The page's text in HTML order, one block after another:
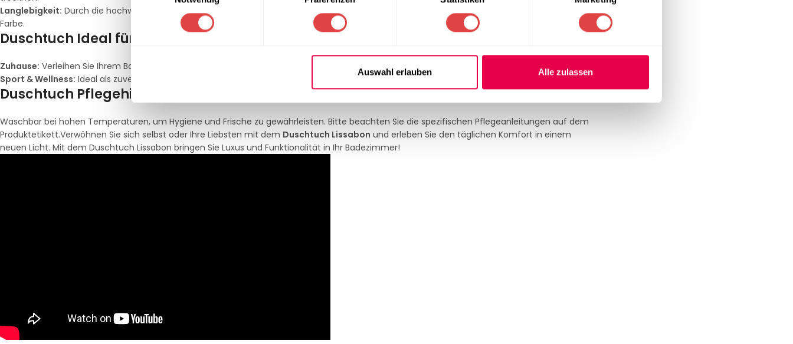
Auswahl erlauben Alle zulassen
Langlebigkeit: Durch die hochwertige Verarbeitung und das robuste Material behält das Handtuch auch nach häufigem Waschen Form und
Farbe.
Duschtuch Ideal für:
Zuhause: Verleihen Sie Ihrem Badezimmer einen Hauch von Eleganz und genießen Sie täglich den Luxus dieses Duschtuches.
Sport & Wellness: Ideal als zuverlässiger Begleiter für das Fitnessstudio, die Sauna oder den Pool.
Duschtuch Pflegehinweise:
Waschbar bei hohen Temperaturen, um Hygiene und Frische zu gewährleisten. Bitte beachten Sie die spezifischen Pflegeanleitungen auf dem
Produktetikett.Verwöhnen Sie sich selbst oder Ihre Liebsten mit dem Duschtuch Lissabon und erleben Sie den täglichen Komfort in einem
neuen Licht. Mit dem Duschtuch Lissabon bringen Sie Luxus und Funktionalität in Ihr Badezimmer!